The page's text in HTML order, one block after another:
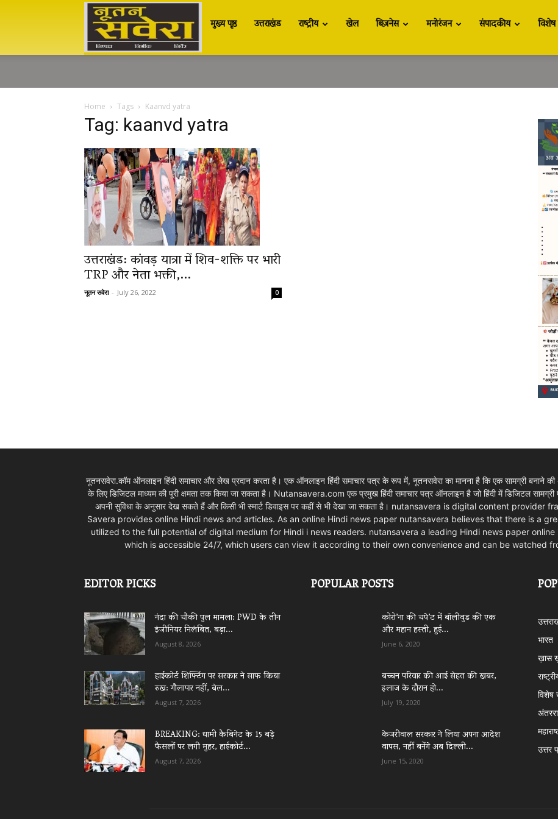
Nutan
नूतन
सवेरा
|
Breaking
मुख्य पृष्ठ उत्तराखंड राष्ट्रीय खेल बिज़नेस मनोरंजन संपादकीय
Home Tags Kaanvd yatra
Tag: kaanvd yatra
उत्तराखंड: कांवड़ यात्रा में शिव-शक्ति पर भारी
TRP और नेता भक्ती,...
नूतन सवेरा - July 26, 2022 0
नूतनसवेरा.कॉम ऑनलाइन हिंदी समाचार और लेख प्रदान करता है। एक ऑनलाइन हिंदी समाचार पत्र के रूप में, नूतनसवेरा का मानना है कि एक सामग्री बनाने
के लिए डिजिटल माध्यम की पूरी क्षमता तक किया जा सकता है। Nutansavera.com एक प्रमुख हिंदी समाचार पत्र ऑनलाइन है जो हिंदी में डिजिटल
अपनी सुविधा के अनुसार देख सकते हैं और किसी भी स्मार्ट डिवाइस पर कहीं से भी देखा जा सकता है। nutansavera is digital content
Savera provides online Hindi news and articles. As an online Hindi news paper nutansavera believes that there is a
utilized to the full potential of digital medium for Hindi i news readers. nutansavera a leading Hindi news paper
which is accessible 24/7, which users can view it according to their own convenience and can be watched
EDITOR PICKS
नंदा की चौकी पुल मामला: PWD के तीन
इंजीनियर निलंबित, बड़ा...
August 8, 2026
हाईकोर्ट शिफ्टिंग पर सरकार ने साफ किया
रुख: गौलापार नहीं, बेल...
August 7, 2026
BREAKING: धामी कैबिनेट के 15 बड़े
फैसलों पर लगी मुहर, हाईकोर्ट...
August 7, 2026
POPULAR POSTS
कोरो’ना की चपे’ट में बॉलीवुड की एक
और महान हस्ती, हुई...
June 6, 2020
बच्चन परिवार की आई सेहत की खबर,
इलाज के दौरान हो...
July 19, 2020
केजरीवाल सरकार ने लिया अपना आदेश
वापस, नहीं बनेंगे अब दिल्ली...
June 15, 2020
भारत
ख़ास
विशेष
उत्तर